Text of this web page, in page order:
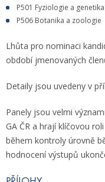
P501 Fyziologie a
P506 Botanika a zoologie
Lhůta pro nominaci
období jmenovaných
Detaily jsou uvedeny v
Panely jsou velmi
GA ČR a hrají klíčovou
během kontroly úrovně
hodnocení výstupů